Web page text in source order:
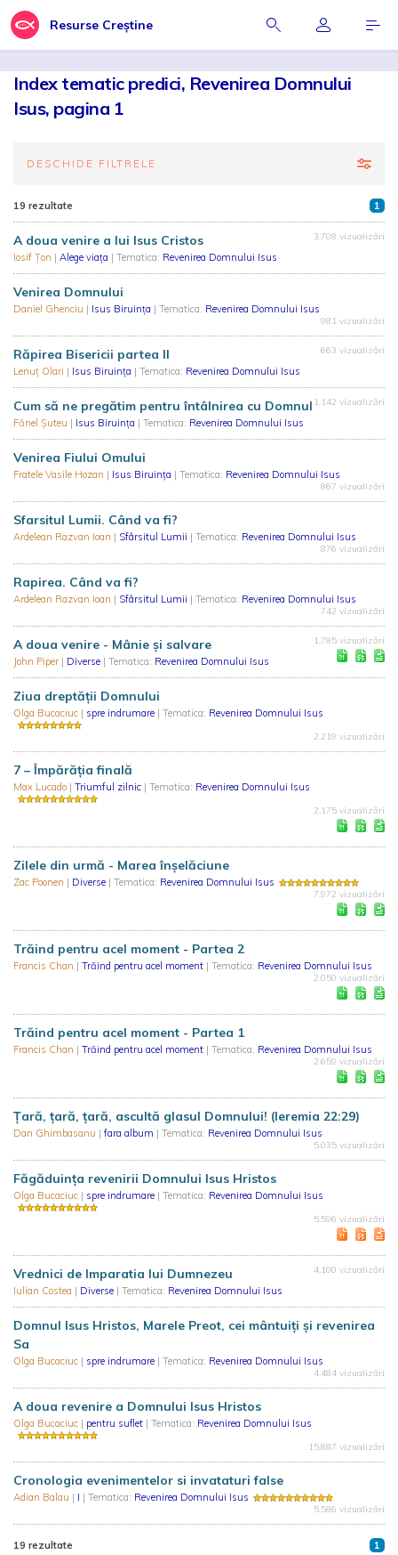
Resurse Creștine
Index tematic predici, Revenirea Domnului
Isus, pagina 1
DESCHIDE FILTRELE
19 rezultate 1
A doua venire a lui Isus Cristos
Iosif Țon | Alege viața | Tematica: Revenirea Domnului Isus
3.708 vizualizări
Venirea Domnului
Daniel Ghenciu | Isus Biruința | Tematica: Revenirea Domnului Isus
981 vizualizări
Răpirea Bisericii partea II
Lenuț Olari | Isus Biruința | Tematica: Revenirea Domnului Isus
663 vizualizări
Cum să ne pregătim pentru întâlnirea cu Domnul
Fănel Șuteu | Isus Biruința | Tematica: Revenirea Domnului Isus
1.142 vizualizări
Venirea Fiului Omului
Fratele Vasile Hozan | Isus Biruința | Tematica: Revenirea Domnului Isus
867 vizualizări
Sfarsitul Lumii. Când va fi?
Ardelean Razvan Ioan | Sfârsitul Lumii | Tematica: Revenirea Domnului Isus
876 vizualizări
Rapirea. Când va fi?
Ardelean Razvan Ioan | Sfârsitul Lumii | Tematica: Revenirea Domnului Isus
742 vizualizări
A doua venire - Mânie și salvare
John Piper | Diverse | Tematica: Revenirea Domnului Isus
1.785 vizualizări
Ziua dreptăţii Domnului
Olga Bucaciuc | spre indrumare | Tematica: Revenirea Domnului Isus
2.219 vizualizări
7 – Împărăția finală
Max Lucado | Triumful zilnic | Tematica: Revenirea Domnului Isus
2.175 vizualizări
Zilele din urmă - Marea înșelăciune
Zac Poonen | Diverse | Tematica: Revenirea Domnului Isus
7.972 vizualizări
Trăind pentru acel moment - Partea 2
Francis Chan | Trăind pentru acel moment | Tematica: Revenirea Domnului Isus
2.050 vizualizări
Trăind pentru acel moment - Partea 1
Francis Chan | Trăind pentru acel moment | Tematica: Revenirea Domnului Isus
2.659 vizualizări
Țară, țară, țară, ascultă glasul Domnului! (Ieremia 22:29)
Dan Ghimbasanu | fara album | Tematica: Revenirea Domnului Isus
5.035 vizualizări
Făgăduinţa revenirii Domnului Isus Hristos
Olga Bucaciuc | spre indrumare | Tematica: Revenirea Domnului Isus
5.596 vizualizări
Vrednici de Imparatia lui Dumnezeu
Iulian Costea | Diverse | Tematica: Revenirea Domnului Isus
4.100 vizualizări
Domnul Isus Hristos, Marele Preot, cei mântuiți și revenirea
Sa
Olga Bucaciuc | spre indrumare | Tematica: Revenirea Domnului Isus
4.484 vizualizări
A doua revenire a Domnului Isus Hristos
Olga Bucaciuc | pentru suflet | Tematica: Revenirea Domnului Isus
15.887 vizualizări
Cronologia evenimentelor si invataturi false
Adian Balau | I | Tematica: Revenirea Domnului Isus
5.586 vizualizări
19 rezultate 1